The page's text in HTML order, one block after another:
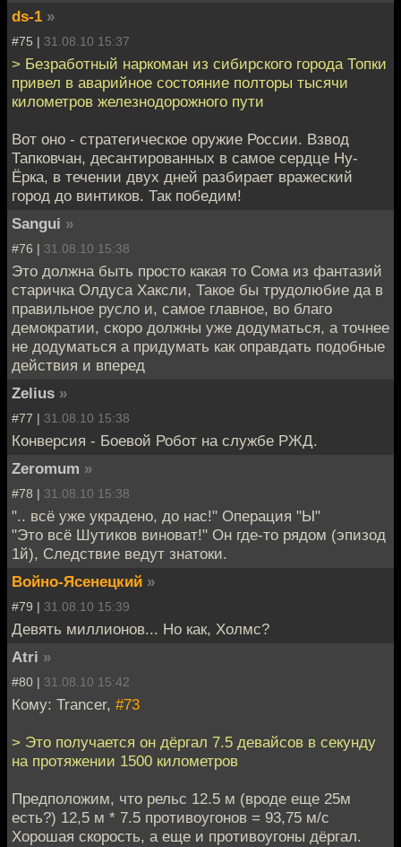
ds-1 »
#75 | 31.08.10 15:37
> Безработный наркоман из сибирского города Топки
привел в аварийное состояние полторы тысячи
километров железнодорожного пути
Вот оно - стратегическое оружие России. Взвод
Тапковчан, десантированных в самое сердце Ну-
Ёрка, в течении двух дней разбирает вражеский
город до винтиков. Так победим!
Sangui »
#76 | 31.08.10 15:38
Это должна быть просто какая то Сома из фантазий
старичка Олдуса Хаксли, Такое бы трудолюбие да в
правильное русло и, самое главное, во благо
демократии, скоро должны уже додуматься, а точнее
не додуматься а придумать как оправдать подобные
действия и вперед
Zelius »
#77 | 31.08.10 15:38
Конверсия - Боевой Робот на службе РЖД.
Zeromum »
#78 | 31.08.10 15:38
".. всё уже украдено, до нас!" Операция "Ы"
"Это всё Шутиков виноват!" Он где-то рядом (эпизод
1й), Следствие ведут знатоки.
Войно-Ясенецкий »
#79 | 31.08.10 15:39
Девять миллионов... Но как, Холмс?
Atri »
#80 | 31.08.10 15:42
Кому: Trancer, #73
> Это получается он дёргал 7.5 девайсов в секунду
на протяжении 1500 километров
Предположим, что рельс 12.5 м (вроде еще 25м
есть?) 12,5 м * 7.5 противоугонов = 93,75 м/с
Хорошая скорость, а еще и противоугоны дёргал.